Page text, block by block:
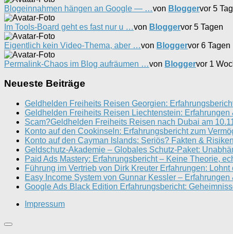
Blogeinnahmen hängen an Google — …von Bloggervor 5
Im Tools-Board geht es fast nur u …von Bloggervor 5 Tagen
Eigentlich kein Video-Thema, aber …von Bloggervor 6 Tagen
Permalink-Chaos im Blog aufräumen …von Bloggervor 1
Neueste Beiträge
Geldhelden Freiheits Reisen Georgien:
Geldhelden Freiheits Reisen Liechtenstein: Erfahrungen
Scam?Geldhelden Freiheits Reisen nach Dubai am
Konto auf den Cookinseln: Erfahrungsbericht zum
Konto auf den Cayman Islands: Seriös? Fakten & Risiken
Geldschutz-Akademie – Globales Schutz-Paket:
Paid Ads Mastery: Erfahrungsbericht – Keine Theorie,
Führung im Vertrieb von Dirk Kreuter Erfahrungen: Lohnt
Easy Income System von Gunnar Kessler – Erfahrungen
Google Ads Black Edition Erfahrungsbericht:
Impressum